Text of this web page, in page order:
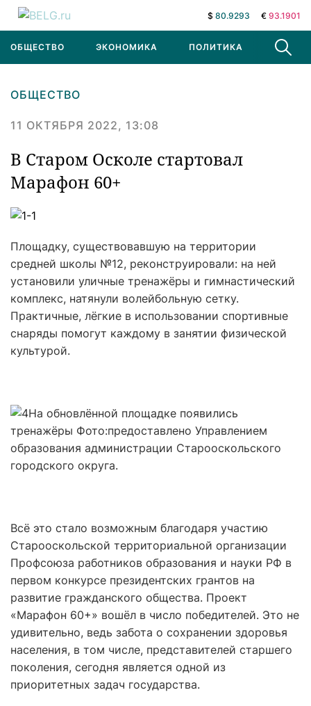
$ 80.9293 € 93.1901
ОБЩЕСТВО ЭКОНОМИКА ПОЛИТИКА В МИРЕ
ОБЩЕСТВО
11 ОКТЯБРЯ 2022, 13:08
В Старом Осколе стартовал
Марафон 60+
Площадку, существовавшую на территории
средней школы №12, реконструировали: на ней
установили уличные тренажёры и гимнастический
комплекс, натянули волейбольную сетку.
Практичные, лёгкие в использовании спортивные
снаряды помогут каждому в занятии физической
культурой.
На обновлённой площадке появились
тренажёры Фото:предоставлено Управлением
образования администрации Старооскольского
городского округа.
Всё это стало возможным благодаря участию
Старооскольской территориальной организации
Профсоюза работников образования и науки РФ в
первом конкурсе президентских грантов на
развитие гражданского общества. Проект
«Марафон 60+» вошёл в число победителей. Это не
удивительно, ведь забота о сохранении здоровья
населения, в том числе, представителей старшего
поколения, сегодня является одной из
приоритетных задач государства.